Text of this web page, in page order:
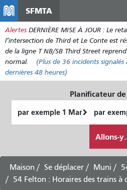
SFMTA
Alertes DERNIÈRE MISE À JOUR : Le
l’intersection de Third et Le Conte est
de la ligne T NB/SB Third Street
normal.
(Plus de 36 incidents signalés
dernières 48 heures)
Planificateur
de
final
je
Allons-
Maison Se déplacer Muni
54 Felton : Horaires des trains à destination